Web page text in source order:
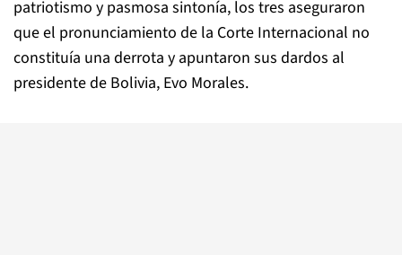
patriotismo y pasmosa sintonía, los tres aseguraron
que el pronunciamiento de la Corte Internacional no
constituía una derrota y apuntaron sus dardos al
presidente de Bolivia, Evo Morales.